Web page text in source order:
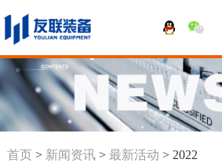
首页> 新闻资讯> 最新活动 > 2022